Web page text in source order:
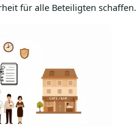
für alle Beteiligten schaffen.